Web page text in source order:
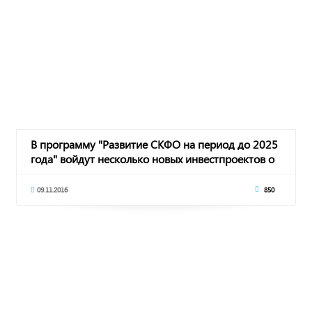
В программу "Развитие СКФО на период до 2025
года" войдут несколько новых инвестпроектов о
09.11.2016 850